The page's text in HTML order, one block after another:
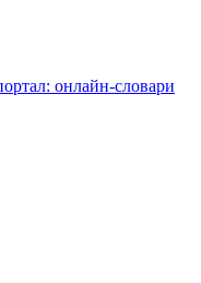
онлайн-словари